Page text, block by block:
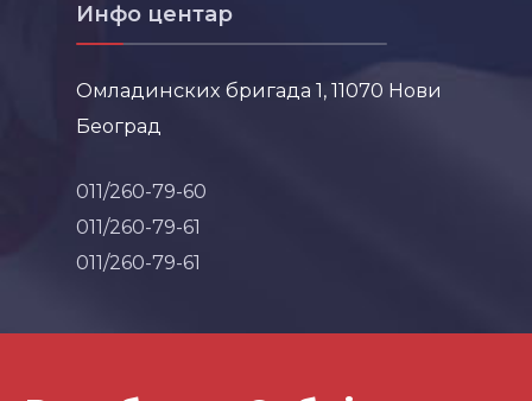
Инфо центар
Омладинских бригада 1, 11070 Нови
Београд
011/260-79-60
011/260-79-61
011/260-79-61